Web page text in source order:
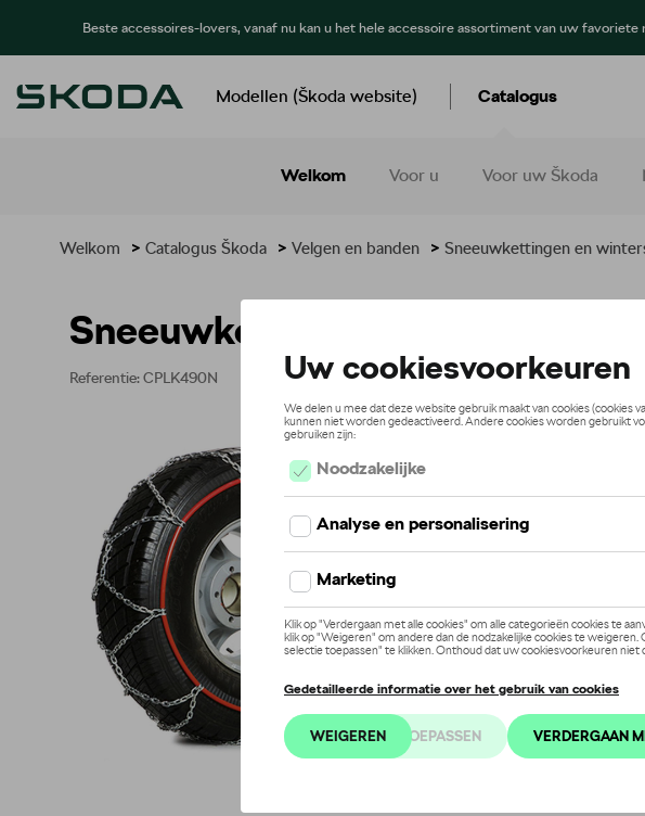
Beste accessoires-lovers, vanaf nu kan u het hele accessoire assortiment van uw
Modellen (Škoda website) Catalogus
Welkom Voor u Voor uw Škoda
Welkom > Catalogus Škoda > Velgen en banden > Sneeuwkettingen en
Sneeuwketting NEO 13mm 4X4,
Referentie: CPLK490N